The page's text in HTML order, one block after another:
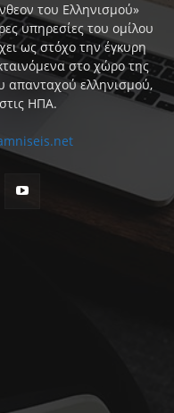
του Ελληνισμού»
υπηρεσίες του ομίλου
ως στόχο την έγκυρη
στο χώρο της
απανταχού ελληνισμού,
ΗΠΑ.